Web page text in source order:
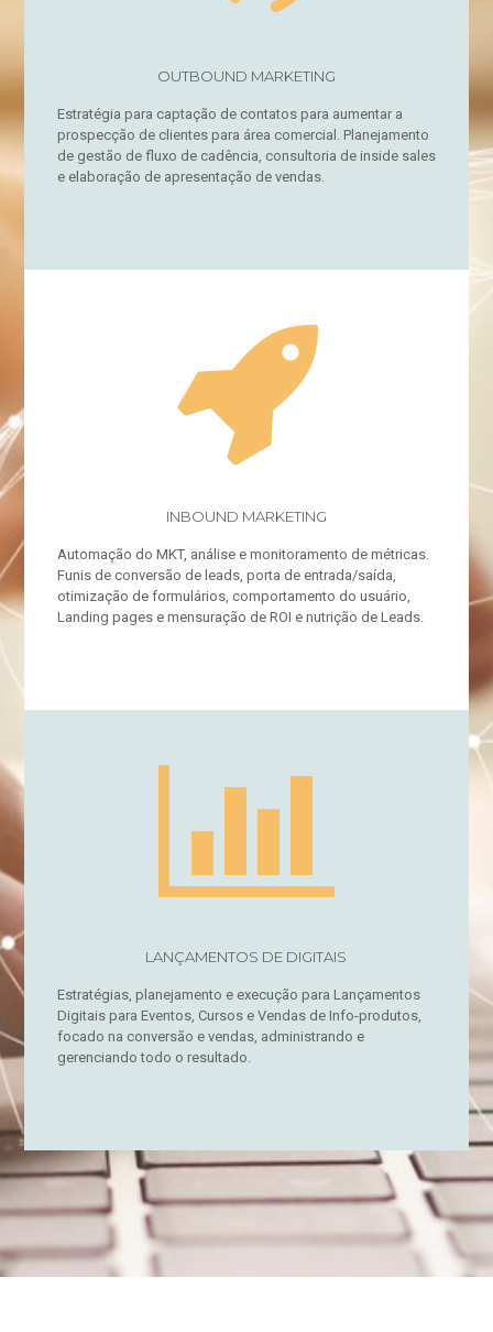
OUTBOUND MARKETING
Estratégia para captação de contatos para aumentar a
prospecção de clientes para área comercial. Planejamento
de gestão de fluxo de cadência, consultoria de inside sales
e elaboração de apresentação de vendas.
INBOUND MARKETING
Automação do MKT, análise e monitoramento de métricas.
Funis de conversão de leads, porta de entrada/saída,
otimização de formulários, comportamento do usuário,
Landing pages e mensuração de ROI e nutrição de Leads.
LANÇAMENTOS DE DIGITAIS
Estratégias, planejamento e execução para Lançamentos
Digitais para Eventos, Cursos e Vendas de Info-produtos,
focado na conversão e vendas, administrando e
gerenciando todo o resultado.